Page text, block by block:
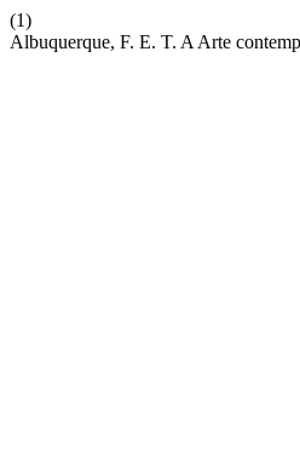
(1)
Albuquerque, F. E. T. A Arte